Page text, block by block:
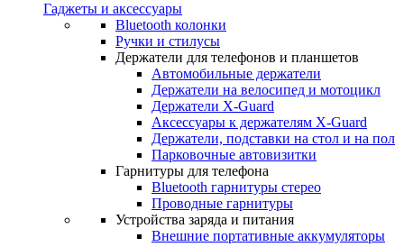
Гаджеты и аксессуары
Bluetooth колонки
Ручки и стилусы
Держатели для телефонов и планшетов
Автомобильные держатели
Держатели на велосипед и мотоцикл
Держатели X-Guard
Аксессуары к держателям X-Guard
Держатели, подставки на стол и на пол
Парковочные автовизитки
Гарнитуры для телефона
Bluetooth гарнитуры стерео
Проводные гарнитуры
Устройства заряда и питания
Внешние портативные аккумуляторы